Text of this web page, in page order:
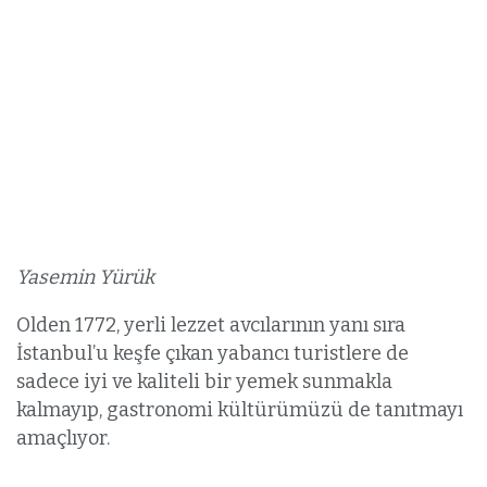
Yasemin Yürük
Olden 1772, yerli lezzet avcılarının yanı sıra
İstanbul’u keşfe çıkan yabancı turistlere de
sadece iyi ve kaliteli bir yemek sunmakla
kalmayıp, gastronomi kültürümüzü de tanıtmayı
amaçlıyor.